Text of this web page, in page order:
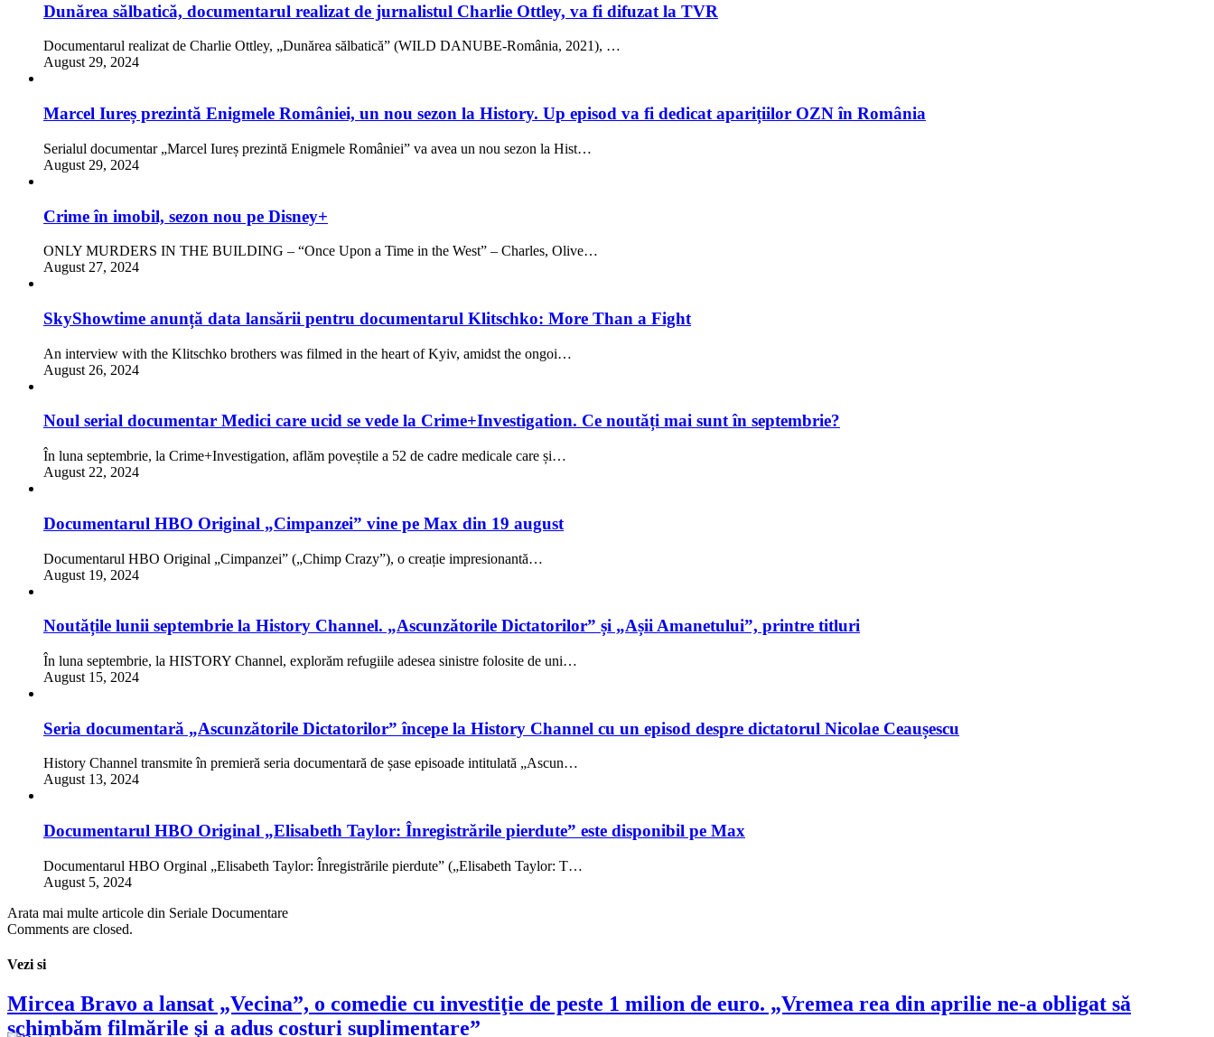
Dunărea sălbatică, documentarul realizat de jurnalistul Charlie Ottley, va fi difuzat la TVR
Documentarul realizat de Charlie Ottley, „Dunărea sălbatică” (WILD DANUBE-România, 2021), …
August 29, 2024
Marcel Iureș prezintă Enigmele României, un nou sezon la History. Up episod va fi dedicat aparițiilor OZN în România
Serialul documentar „Marcel Iureș prezintă Enigmele României” va avea un nou sezon la Hist…
August 29, 2024
Crime în imobil, sezon nou pe Disney+
ONLY MURDERS IN THE BUILDING – “Once Upon a Time in the West” – Charles, Olive…
August 27, 2024
SkyShowtime anunță data lansării pentru documentarul Klitschko: More Than a Fight
An interview with the Klitschko brothers was filmed in the heart of Kyiv, amidst the ongoi…
August 26, 2024
Noul serial documentar Medici care ucid se vede la Crime+Investigation. Ce noutăți mai sunt în septembrie?
În luna septembrie, la Crime+Investigation, aflăm poveștile a 52 de cadre medicale care și…
August 22, 2024
Documentarul HBO Original „Cimpanzei” vine pe Max din 19 august
Documentarul HBO Original „Cimpanzei” („Chimp Crazy”), o creație impresionantă…
August 19, 2024
Noutățile lunii septembrie la History Channel. „Ascunzătorile Dictatorilor” și „Așii Amanetului”, printre titluri
În luna septembrie, la HISTORY Channel, explorăm refugiile adesea sinistre folosite de uni…
August 15, 2024
Seria documentară „Ascunzătorile Dictatorilor” începe la History Channel cu un episod despre dictatorul Nicolae Ceaușescu
History Channel transmite în premieră seria documentară de șase episoade intitulată „Ascun…
August 13, 2024
Documentarul HBO Original „Elisabeth Taylor: Înregistrările pierdute” este disponibil pe Max
Documentarul HBO Orginal „Elisabeth Taylor: Înregistrările pierdute” („Elisabeth Taylor: T…
August 5, 2024
Arata mai multe articole din Seriale Documentare
Comments are closed.
Vezi si
Mircea Bravo a lansat „Vecina”, o comedie cu investiţie de peste 1 milion de euro. „Vremea rea din aprilie ne-a obligat să
schimbăm filmările şi a adus costuri suplimentare”